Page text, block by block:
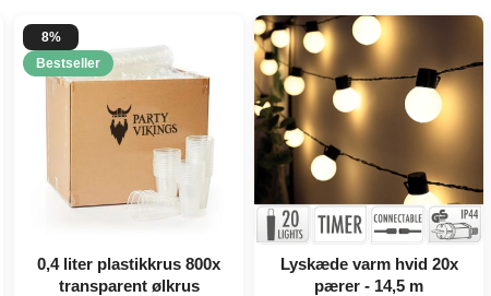
8%
Bestseller
0,4 liter plastikkrus 800x
transparent ølkrus
Lyskæde varm hvid 20x
pærer - 14,5 m